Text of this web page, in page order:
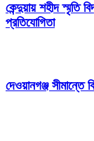
কেন্দুয়ায় শহীদ স্মৃতি
প্রতিযোগিতা
দেওয়ানগঞ্জ সীমান্তে